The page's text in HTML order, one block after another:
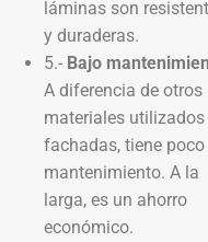
láminas son
y duraderas.
5.- Bajo
A diferencia de otros
materiales utilizados
fachadas, tiene poco
mantenimiento. A la
larga, es un ahorro
económico.